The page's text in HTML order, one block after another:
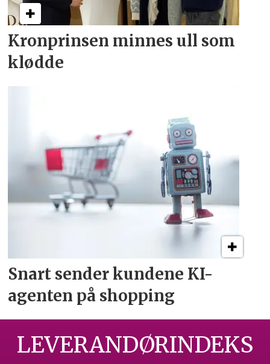
Kronprinsen minnes ull som
klødde
Snart sender kundene KI-
agenten på shopping
LEVERANDØRINDEKS